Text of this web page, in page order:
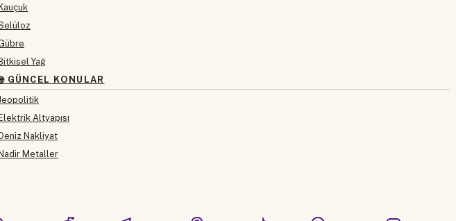
Kauçuk
Bitkisel Yağ
GÜNCEL KONULAR
Elektrik Altyapısı
Deniz Nakliyat
Nadir Metaller